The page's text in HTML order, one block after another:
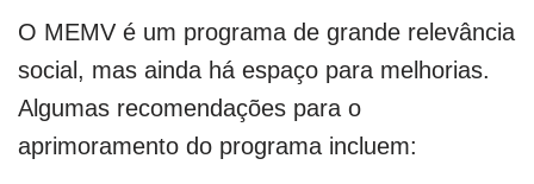
O MEMV é um programa de grande relevância
social, mas ainda há espaço para melhorias.
Algumas recomendações para o
aprimoramento do programa incluem: